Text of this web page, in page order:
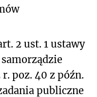
2 ust. 1 ustawy
poz. 40 z późn.
publiczne